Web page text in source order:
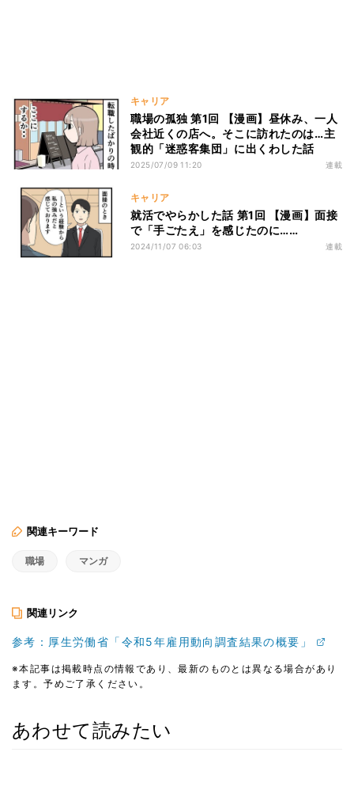
キャリア
職場の孤独 第1回 【漫画】昼休み、一人
会社近くの店へ。そこに訪れたのは…主
観的「迷惑客集団」に出くわした話
2025/07/09 11:20 連載
キャリア
就活でやらかした話 第1回 【漫画】面接
で「手ごたえ」を感じたのに……
2024/11/07 06:03 連載
関連キーワード
職場 マンガ
関連リンク
参考：厚生労働省「令和5年雇用動向調査結果の概要」
※本記事は掲載時点の情報であり、最新のものとは異なる場合があり
ます。予めご了承ください。
あわせて読みたい